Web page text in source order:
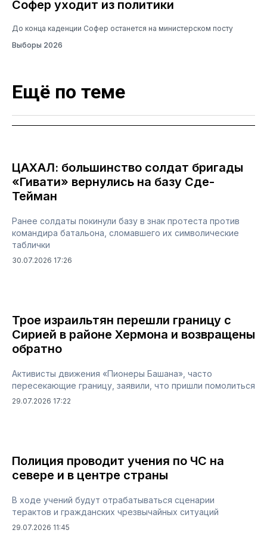
Софер уходит из политики
До конца каденции Софер останется на министерском посту
Выборы 2026
Ещё по теме
ЦАХАЛ: большинство солдат бригады
«Гивати» вернулись на базу Сде-
Тейман
Ранее солдаты покинули базу в знак протеста против
командира батальона, сломавшего их символические
таблички
30.07.2026 17:26
Трое израильтян перешли границу с
Сирией в районе Хермона и возвращены
обратно
Активисты движения «Пионеры Башана», часто
пересекающие границу, заявили, что пришли помолиться
29.07.2026 17:22
Полиция проводит учения по ЧС на
севере и в центре страны
В ходе учений будут отрабатываться сценарии
терактов и гражданских чрезвычайных ситуаций
29.07.2026 11:45